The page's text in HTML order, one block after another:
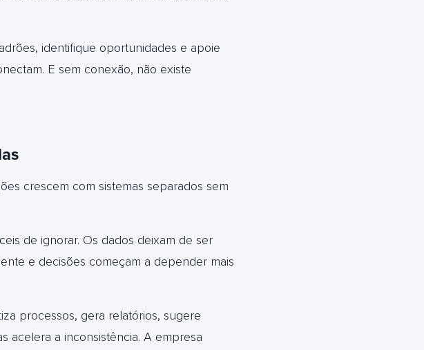
identifique oportunidades e apoie
E sem conexão, não existe
crescem com sistemas separados sem
de ignorar. Os dados deixam de ser
e decisões começam a depender mais
processos, gera relatórios, sugere
acelera a inconsistência. A empresa